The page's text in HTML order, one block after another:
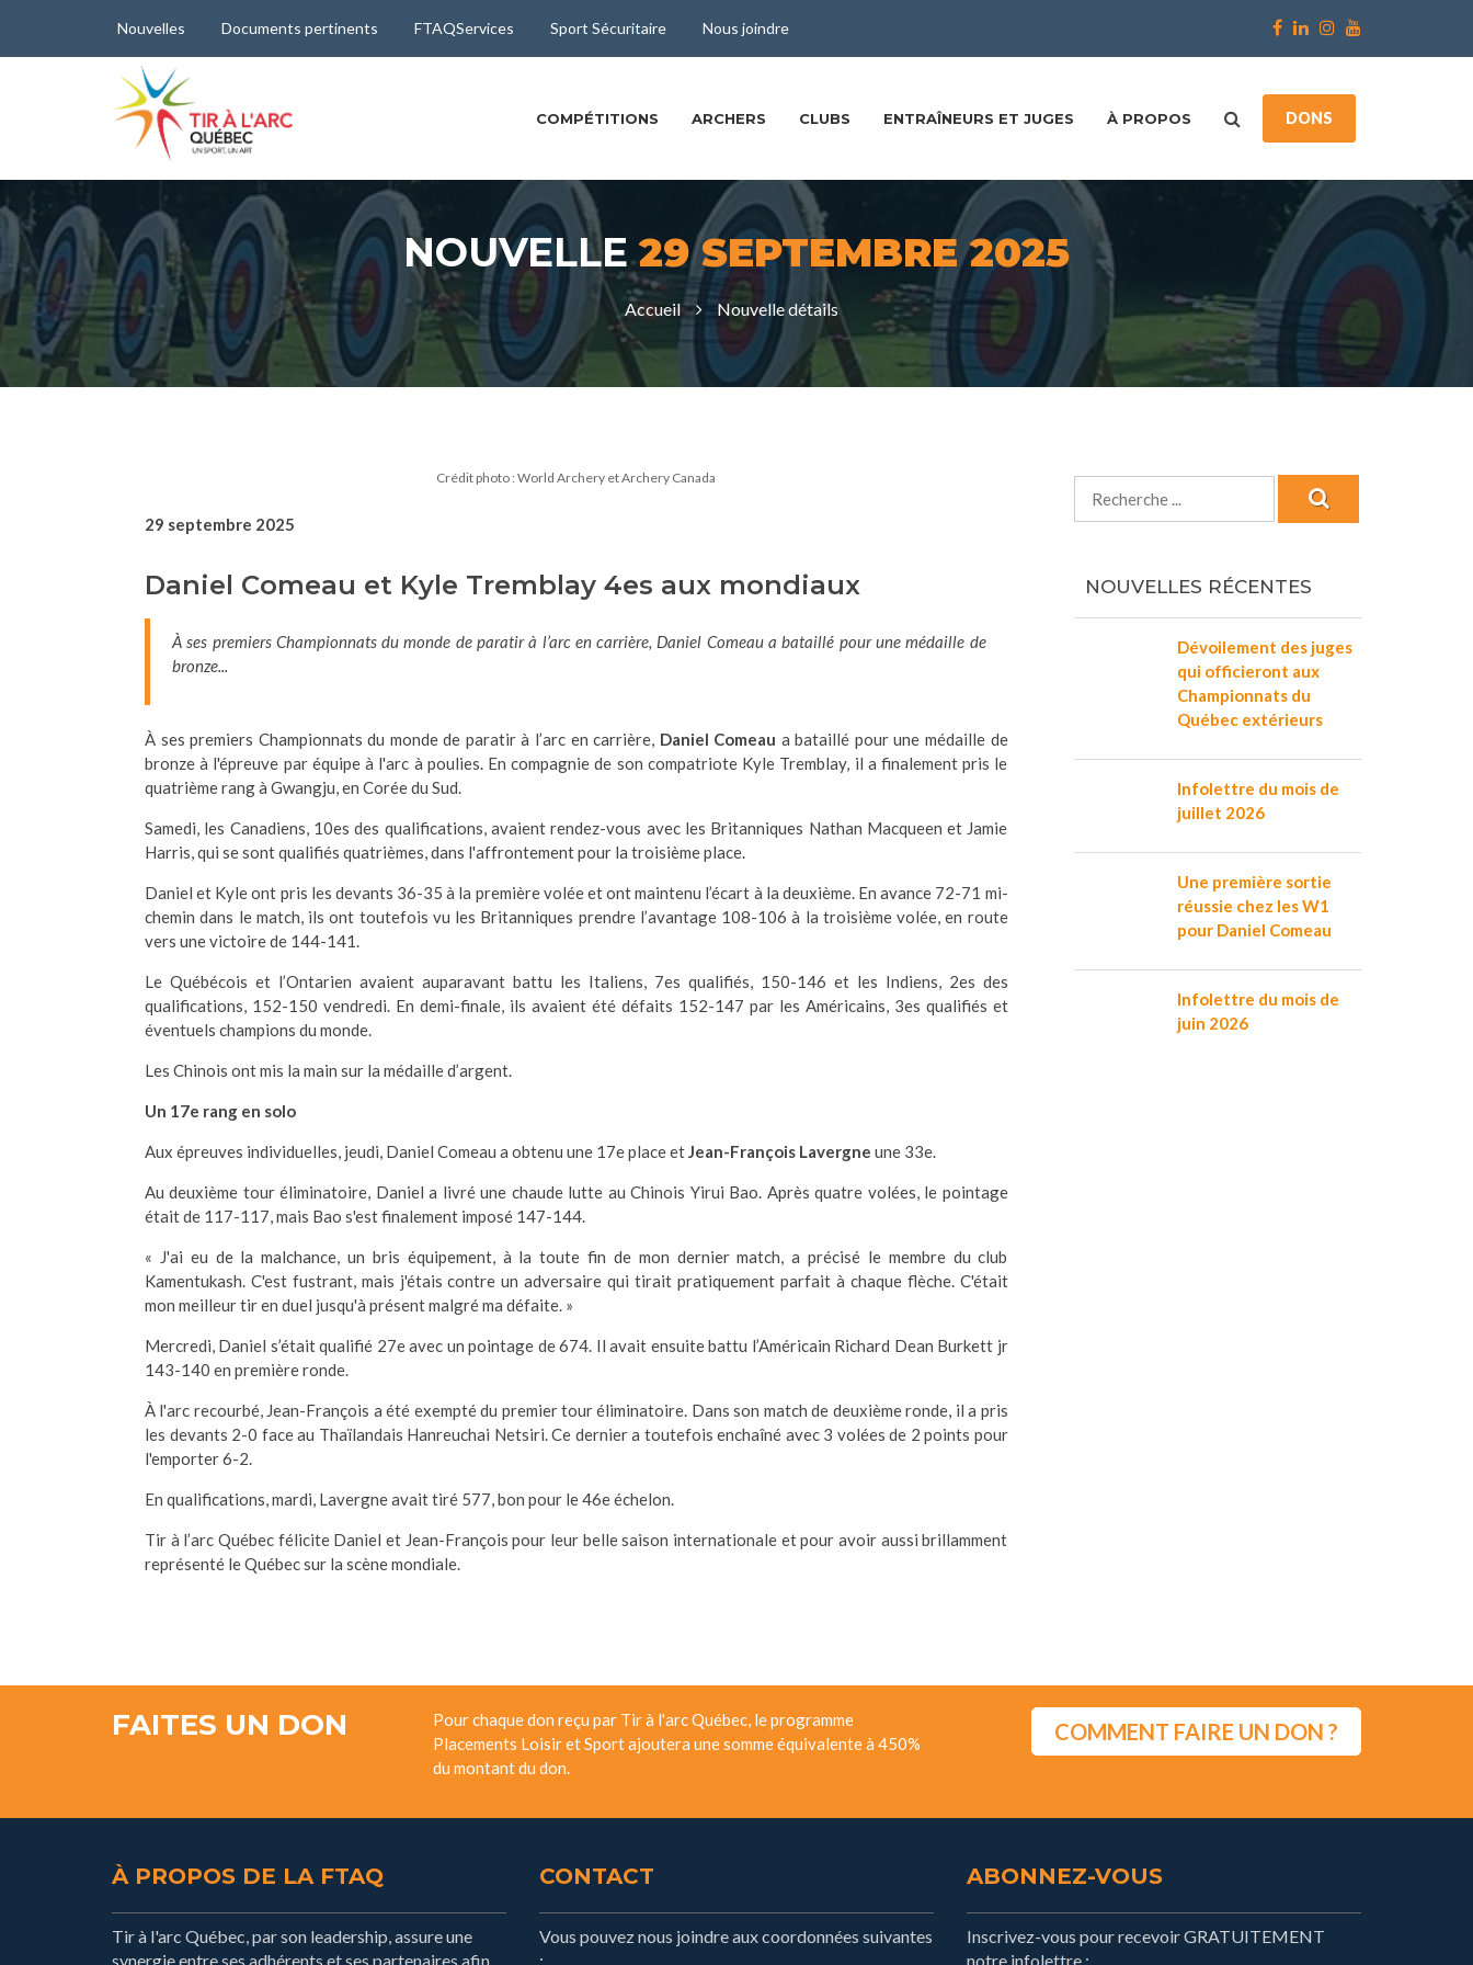
Nouvelles Documents pertinents FTAQServices Sport Sécuritaire Nous joindre
DONS
COMPÉTITIONS ARCHERS CLUBS ENTRAÎNEURS ET JUGES À PROPOS
NOUVELLE29 SEPTEMBRE 2025
Accueil Nouvelle détails
Crédit photo : World Archery et Archery Canada
29 septembre 2025
Daniel Comeau et Kyle Tremblay 4es aux mondiaux
À ses premiers Championnats du monde de paratir à l’arc en carrière, Daniel Comeau a bataillé pour une médaille de
bronze...
À ses premiers Championnats du monde de paratir à l’arc en carrière, Daniel Comeau a bataillé pour une médaille de
bronze à l'épreuve par équipe à l'arc à poulies. En compagnie de son compatriote Kyle Tremblay, il a finalement pris le
quatrième rang à Gwangju, en Corée du Sud.
Samedi, les Canadiens, 10es des qualifications, avaient rendez-vous avec les Britanniques Nathan Macqueen et Jamie
Harris, qui se sont qualifiés quatrièmes, dans l'affrontement pour la troisième place.
Daniel et Kyle ont pris les devants 36-35 à la première volée et ont maintenu l’écart à la deuxième. En avance 72-71 mi-
chemin dans le match, ils ont toutefois vu les Britanniques prendre l’avantage 108-106 à la troisième volée, en route
vers une victoire de 144-141.
Le Québécois et l’Ontarien avaient auparavant battu les Italiens, 7es qualifiés, 150-146 et les Indiens, 2es des
qualifications, 152-150 vendredi. En demi-finale, ils avaient été défaits 152-147 par les Américains, 3es qualifiés et
éventuels champions du monde.
Les Chinois ont mis la main sur la médaille d’argent.
Un 17e rang en solo
Aux épreuves individuelles, jeudi, Daniel Comeau a obtenu une 17e place etJean-François Lavergne une 33e.
Au deuxième tour éliminatoire, Daniel a livré une chaude lutte au Chinois Yirui Bao. Après quatre volées, le pointage
était de 117-117, mais Bao s'est finalement imposé 147-144.
« J'ai eu de la malchance, un bris équipement, à la toute fin de mon dernier match, a précisé le membre du club
Kamentukash. C'est fustrant, mais j'étais contre un adversaire qui tirait pratiquement parfait à chaque flèche. C'était
mon meilleur tir en duel jusqu'à présent malgré ma défaite. »
Mercredi, Daniel s’était qualifié 27e avec un pointage de 674. Il avait ensuite battu l’Américain Richard Dean Burkett jr
143-140 en première ronde.
À l'arc recourbé, Jean-François a été exempté du premier tour éliminatoire. Dans son match de deuxième ronde, il a pris
les devants 2-0 face au Thaïlandais Hanreuchai Netsiri. Ce dernier a toutefois enchaîné avec 3 volées de 2 points pour
l'emporter 6-2.
En qualifications, mardi, Lavergne avait tiré 577, bon pour le 46e échelon.
Tir à l’arc Québec félicite Daniel et Jean-François pour leur belle saison internationale et pour avoir aussi brillamment
représenté le Québec sur la scène mondiale.
NOUVELLES RÉCENTES
Dévoilement des juges
qui officieront aux
Championnats du
Québec extérieurs
Infolettre du mois de
juillet 2026
Une première sortie
réussie chez les W1
pour Daniel Comeau
Infolettre du mois de
juin 2026
FAITES UN DON
Pour chaque don reçu par Tir à l'arc Québec, le programme
Placements Loisir et Sport ajoutera une somme équivalente à 450%
du montant du don.
COMMENT FAIRE UN DON ?
À PROPOS DE LA FTAQ
Tir à l'arc Québec, par son leadership, assure une
synergie entre ses adhérents et ses partenaires afin
CONTACT
Vous pouvez nous joindre aux coordonnées suivantes
:
ABONNEZ-VOUS
Inscrivez-vous pour recevoir GRATUITEMENT
notre infolettre :